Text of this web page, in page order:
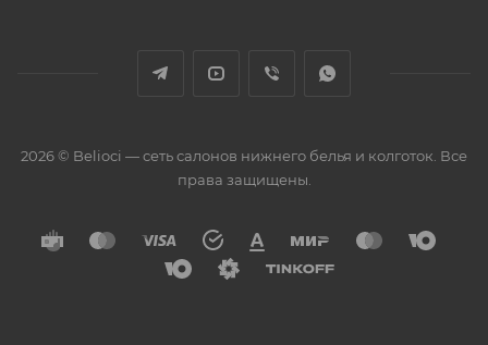
2026 © Belioci — сеть салонов нижнего белья и колготок. Все
права защищены.